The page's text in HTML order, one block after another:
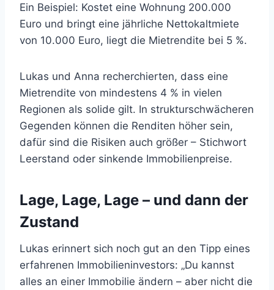
Ein Beispiel: Kostet eine Wohnung 200.000
Euro und bringt eine jährliche Nettokaltmiete
von 10.000 Euro, liegt die Mietrendite bei 5 %.
Lukas und Anna recherchierten, dass eine
Mietrendite von mindestens 4 % in vielen
Regionen als solide gilt. In strukturschwächeren
Gegenden können die Renditen höher sein,
dafür sind die Risiken auch größer – Stichwort
Leerstand oder sinkende Immobilienpreise.
Lage, Lage, Lage – und dann der
Zustand
Lukas erinnert sich noch gut an den Tipp eines
erfahrenen Immobilieninvestors: „Du kannst
alles an einer Immobilie ändern – aber nicht die